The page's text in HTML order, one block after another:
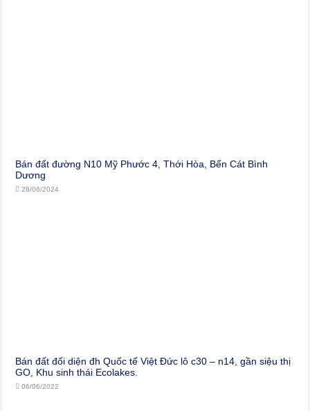
Bán đất đường N10 Mỹ Phước 4, Thới Hòa, Bến Cát Bình
Dương
28/06/2024
Bán đất đối diện đh Quốc tế Việt Đức lô c30 – n14, gần siệu thị
GO, Khu sinh thái Ecolakes.
06/06/2022